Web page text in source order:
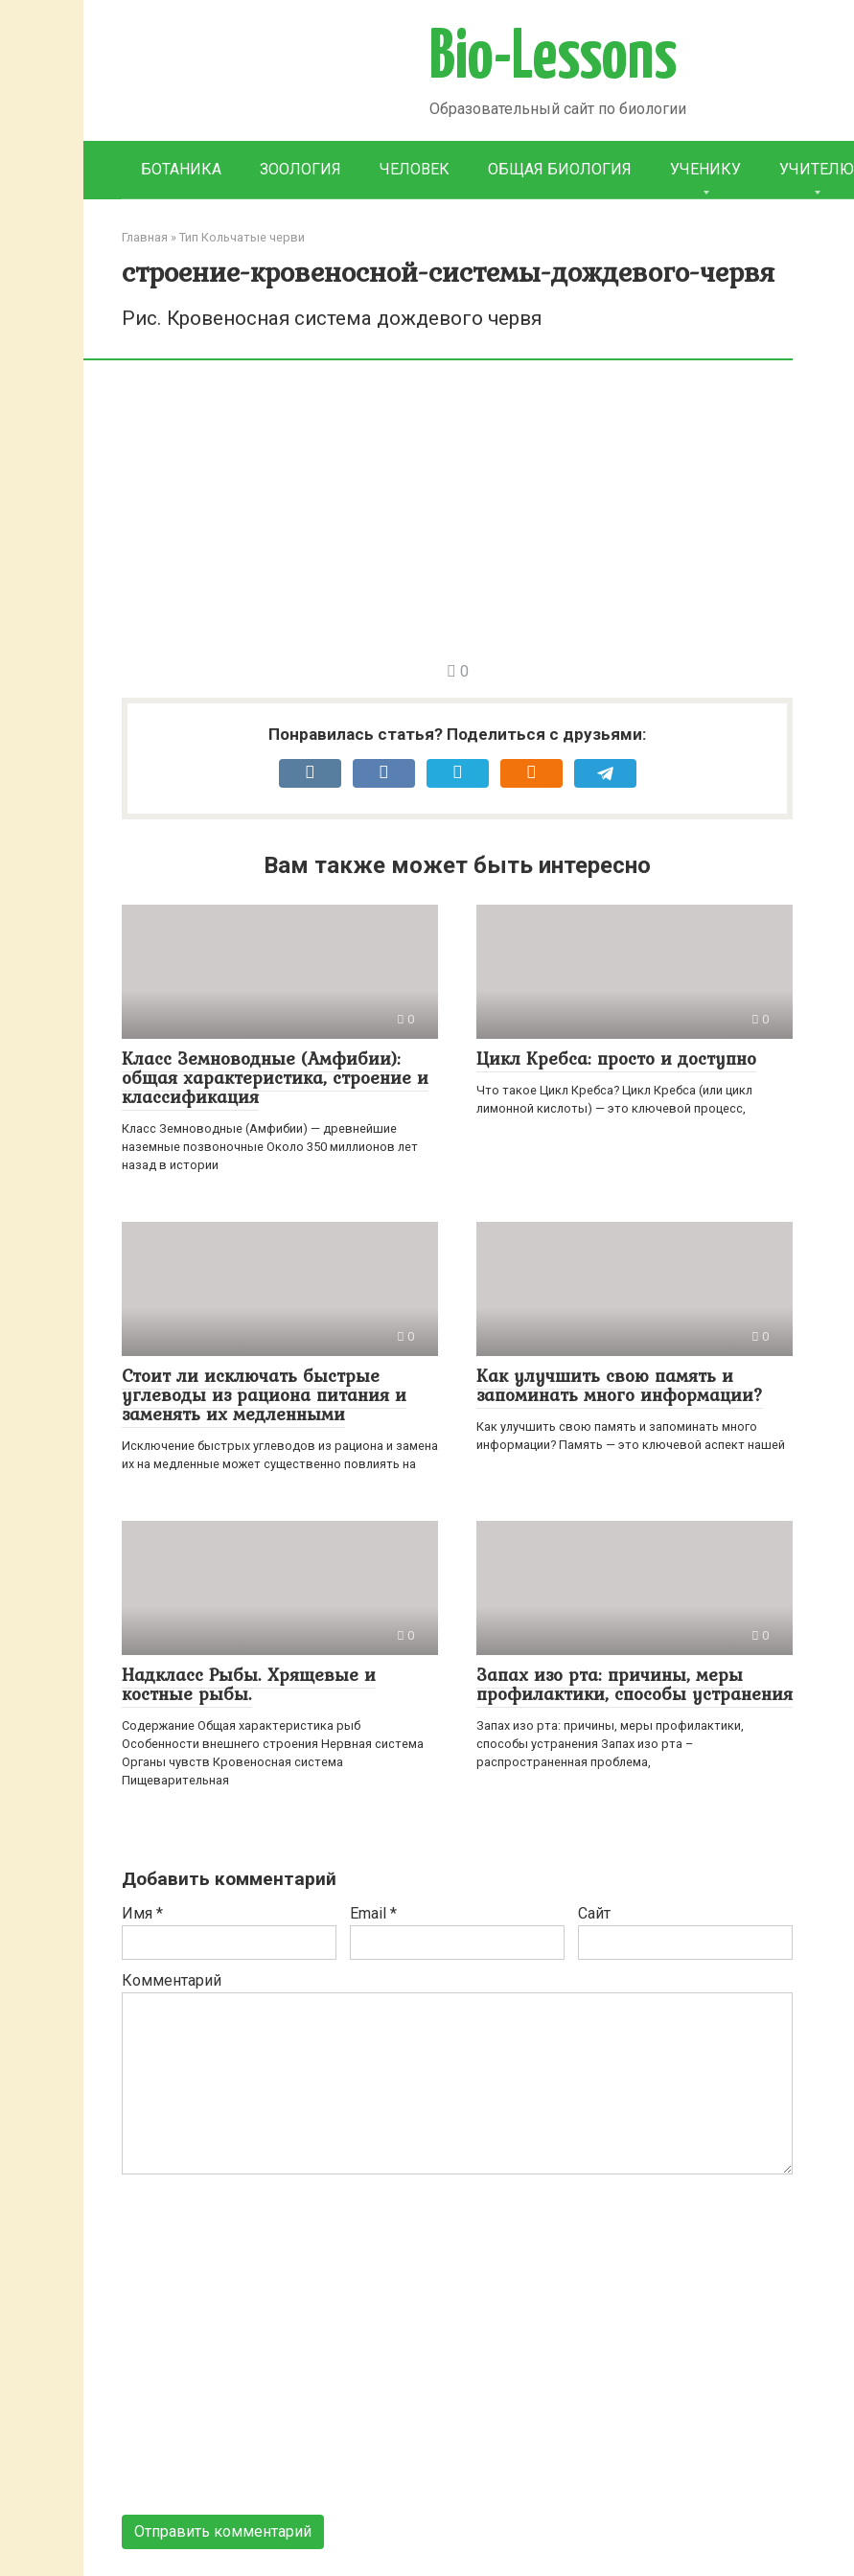
Bio-Lessons
Образовательный сайт по биологии
БОТАНИКА ЗООЛОГИЯ ЧЕЛОВЕК ОБЩАЯ БИОЛОГИЯ УЧЕНИКУ УЧИТЕЛЮ
Главная » Тип Кольчатые черви
строение-кровеносной-системы-дождевого-червя
Рис. Кровеносная система дождевого червя
0
Понравилась статья? Поделиться с друзьями:
Вам также может быть интересно
0
Класс Земноводные (Амфибии):
общая характеристика, строение и
классификация
Класс Земноводные (Амфибии) — древнейшие
наземные позвоночные Около 350 миллионов лет
назад в истории
0
Цикл Кребса: просто и доступно
Что такое Цикл Кребса? Цикл Кребса (или цикл
лимонной кислоты) — это ключевой процесс,
0
Стоит ли исключать быстрые
углеводы из рациона питания и
заменять их медленными
Исключение быстрых углеводов из рациона и замена
их на медленные может существенно повлиять на
0
Как улучшить свою память и
запоминать много информации?
Как улучшить свою память и запоминать много
информации? Память — это ключевой аспект нашей
0
Надкласс Рыбы. Хрящевые и
костные рыбы.
Содержание Общая характеристика рыб
Особенности внешнего строения Нервная система
Органы чувств Кровеносная система
Пищеварительная
0
Запах изо рта: причины, меры
профилактики, способы устранения
Запах изо рта: причины, меры профилактики,
способы устранения Запах изо рта –
распространенная проблема,
Добавить комментарий
Имя * Email * Сайт
Комментарий